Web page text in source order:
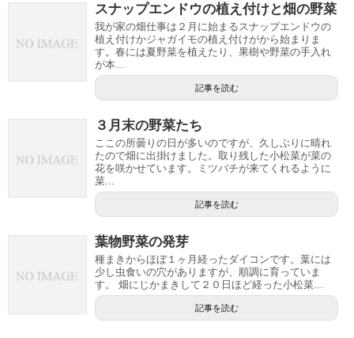
スナップエンドウの植え付けと畑の野菜
我が家の畑仕事は２月に始まるスナップエンドウの
植え付けかジャガイモの植え付けがから始まりま
す。春には夏野菜を植えたり、果樹や野菜の手入れ
が本...
記事を読む
３月末の野菜たち
ここの所曇りの日が多いのですが、久しぶりに晴れ
たので畑に出掛けました。取り残した小松菜が菜の
花を咲かせています。ミツバチが来てくれるように
菜...
記事を読む
葉物野菜の発芽
種まきからほぼ１ヶ月経ったダイコンです。葉には
少し虫食いの穴がありますが、順調に育っていま
す。 畑にじかまきして２０日ほど経った小松菜...
記事を読む